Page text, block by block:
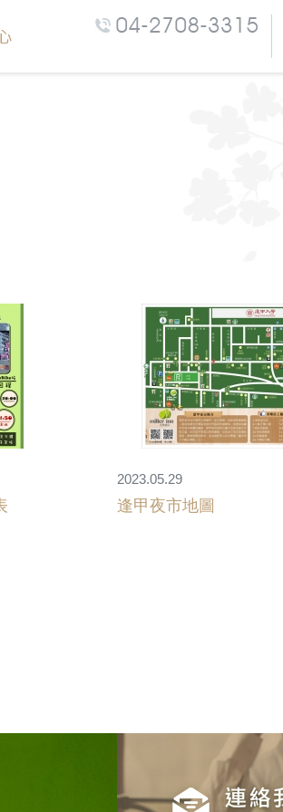
2023.05.29
逢甲夜市地圖